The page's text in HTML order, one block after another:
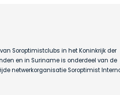
Soroptimistclubs in het Koninkrijk der
en in Suriname is onderdeel van de
netwerkorganisatie Soroptimist